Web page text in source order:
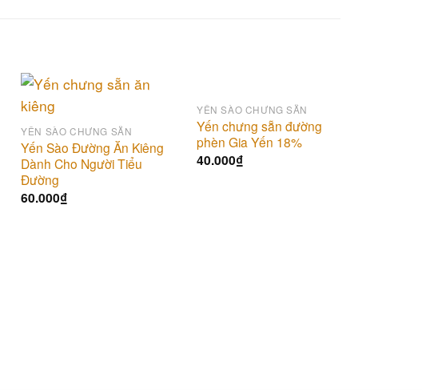
YẾN SÀO CHƯNG SẴN
Yến Sào Đường Ăn Kiêng
Dành Cho Người Tiểu
Đường
60.000₫
Add to
wishlist
YẾN SÀO CHƯNG SẴN
Yến chưng sẵn đường
phèn Gia Yến 18%
40.000₫